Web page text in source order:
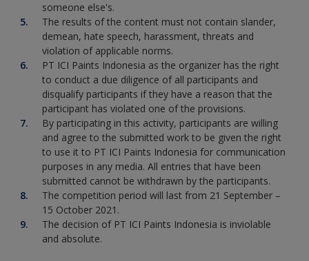
someone else's.
The results of the content must not contain slander,
demean, hate speech, harassment, threats and
violation of applicable norms.
PT ICI Paints Indonesia as the organizer has the right
to conduct a due diligence of all participants and
disqualify participants if they have a reason that the
participant has violated one of the provisions.
By participating in this activity, participants are willing
and agree to the submitted work to be given the right
to use it to PT ICI Paints Indonesia for communication
purposes in any media. All entries that have been
submitted cannot be withdrawn by the participants.
The competition period will last from 21 September –
15 October 2021.
The decision of PT ICI Paints Indonesia is inviolable
and absolute.